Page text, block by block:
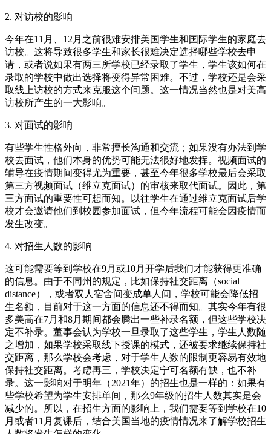
2. 对访校的影响
今年在11月、12月之前很难安排美国学生和国际学生的家庭去
访校。这将导致很多学生和家长很难决定选择哪些学校去申
请，或者说如果有两三所学校已经录取了学生，学生该如何在
录取的学校中做出选择将变得异常困难。不过，学校还是会采
取线上访校的方式来克服这个问题。这一情况当然也是对美高
访校所产生的一大影响。
3. 对面试的影响
有些学生性格外向，非常擅长沟通和交流；如果没有办法到学
校去面试，他们本身的优势可能无法很好地发挥。视频面试的
辅导在疫情期间变得尤为重要，甚至今年很多学校最后会采取
第三方视频面试（维立克面试）的审核来取代面试。因此，第
三方面试的重要性可想而知。以往学生在通过维立克面试后学
校才会邀请他们到校园参加面试，但今年流程可能会因疫情而
发生改变。
4. 对招生人数的影响
这可能需要等到学校在9月或10月开学后我们才能获得更准确
的信息。由于不同州的规定，比如保持社交距离（social
distance），或者双人宿舍间变成单人间，学校可能会降低招
生名额，目前对于这一方面的信息还不得而知。其实今年有很
多美高在7月和8月期间都会腾出一些补录名额，但这些学校决
定不补录。董事会认为学校一旦录取了这些学生，学生人数随
之增加，如果学校采取线下授课的模式，还被要求继续保持社
交距离，那么学校会考虑，对于学生人数的限制更容易有效地
保持社交距离。考虑再三，学校决定宁可名额有缺，也不补
录。这一影响对于明年（2021年）的招生也是一样的：如果有
些学校希望为学生安排单间，那么9年级的招生人数其实是会
减少的。所以，在招生方面的影响上，我们需要等到学校在10
月或者11月复课后，结合美国当地的疫情情况来了解学校招生